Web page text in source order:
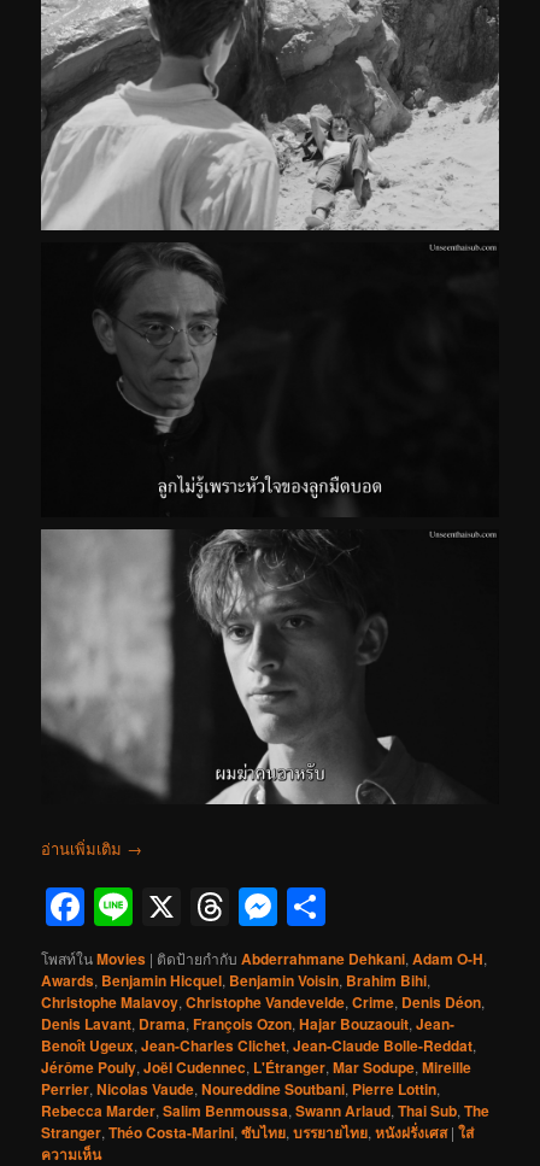
อ่านเพิ่มเติม →
Facebook
Line
X Threads
Messenger
โพสท์ในMovies | ติดป้ายกำกับ Abderrahmane Dehkani,Adam O-H,
Awards, Benjamin Hicquel, Benjamin Voisin, Brahim Bihi,
Christophe Malavoy,Christophe Vandevelde,Crime, Denis Déon,
Denis Lavant, Drama,François Ozon,Hajar Bouzaouit,Jean-
Benoît Ugeux,Jean-Charles Clichet,Jean-Claude Bolle-Reddat,
Jérôme Pouly,Joël Cudennec, L'Étranger,Mar Sodupe,Mireille
Perrier,Nicolas Vaude,Noureddine Soutbani, Pierre Lottin,
Rebecca Marder,Salim Benmoussa,Swann Arlaud,Thai Sub,The
Stranger,Théo Costa-Marini,ซับไทย,บรรยายไทย,หนังฝรั่งเศส |ใส่
ความเห็น